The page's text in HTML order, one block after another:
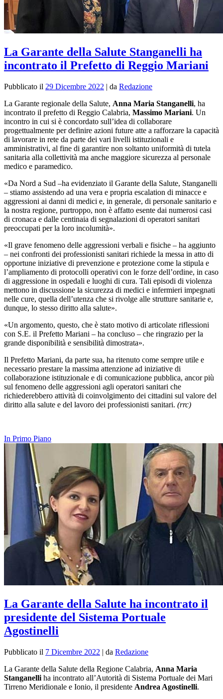
La Garante della Salute Stanganelli ha
incontrato il Prefetto di Reggio Mariani
Pubblicato il 29 Dicembre 2022 | da Redazione
La Garante regionale della Salute, Anna Maria Stanganelli, ha
incontrato il prefetto di Reggio Calabria, Massimo Mariani. Un
incontro in cui si è concordato sull’idea di collaborare
progettualmente per definire azioni future atte a rafforzare la capacità
di lavorare in rete da parte dei vari livelli istituzionali e
amministrativi, al fine di garantire non soltanto uniformità di tutela
sanitaria alla collettività ma anche maggiore sicurezza al personale
medico e paramedico.
«Da Nord a Sud –ha evidenziato il Garante della Salute, Stanganelli
– stiamo assistendo ad una vera e propria escalation di minacce e
aggressioni ai danni di medici e, in generale, di personale sanitario e
la nostra regione, purtroppo, non è affatto esente dai numerosi casi
di cronaca e dalle centinaia di segnalazioni di operatori sanitari
preoccupati per la loro incolumità».
«Il grave fenomeno delle aggressioni verbali e fisiche – ha aggiunto
– nei confronti dei professionisti sanitari richiede la messa in atto di
opportune iniziative di prevenzione e protezione come la stipula e
l’ampliamento di protocolli operativi con le forze dell’ordine, in caso
di aggressione in ospedali e luoghi di cura. Tali episodi di violenza
mettono in discussione la sicurezza di medici e infermieri impegnati
nelle cure, quella dell’utenza che si rivolge alle strutture sanitarie e,
dunque, lo stesso diritto alla salute».
«Un argomento, questo, che è stato motivo di articolate riflessioni
con S.E. il Prefetto Mariani – ha concluso – che ringrazio per la
grande disponibilità e sensibilità dimostrata».
Il Prefetto Mariani, da parte sua, ha ritenuto come sempre utile e
necessario prestare la massima attenzione ad iniziative di
collaborazione istituzionale e di comunicazione pubblica, ancor più
sul fenomeno delle aggressioni agli operatori sanitari che
richiederebbero attività di coinvolgimento dei cittadini sul valore del
diritto alla salute e del lavoro dei professionisti sanitari. (rrc)
In Primo Piano
La Garante della Salute ha incontrato il
presidente del Sistema Portuale
Agostinelli
Pubblicato il 7 Dicembre 2022 | da Redazione
La Garante della Salute della Regione Calabria, Anna Maria
Stanganelli ha incontrato all’Autorità di Sistema Portuale dei Mari
Tirreno Meridionale e Ionio, il presidente Andrea Agostinelli.